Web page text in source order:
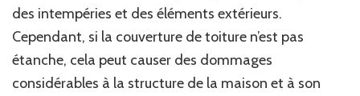
des intempéries et des éléments extérieurs.
Cependant, si la couverture de toiture n’est pas
étanche, cela peut causer des dommages
considérables à la structure de la maison et à son